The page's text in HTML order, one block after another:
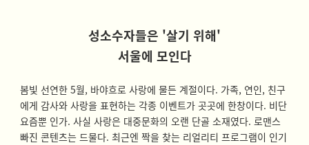
성소수자들은 '살기 위해'
서울에 모인다
봄빛 선연한 5월, 바야흐로 사랑에 물든 계절이다. 가족, 연인, 친구
에게 감사와 사랑을 표현하는 각종 이벤트가 곳곳에 한창이다. 비단
요즘뿐 인가. 사실 사랑은 대중문화의 오랜 단골 소재였다. 로맨스
빠진 콘텐츠는 드물다. 최근엔 짝을 찾는 리얼리티 프로그램이 인기